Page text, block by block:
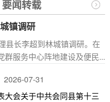
要闻转载
镇调研
县长李超到林城镇调研。在
群服务中心阵地建设及便民...
2026-07-31
大会关于中共会同县第十三